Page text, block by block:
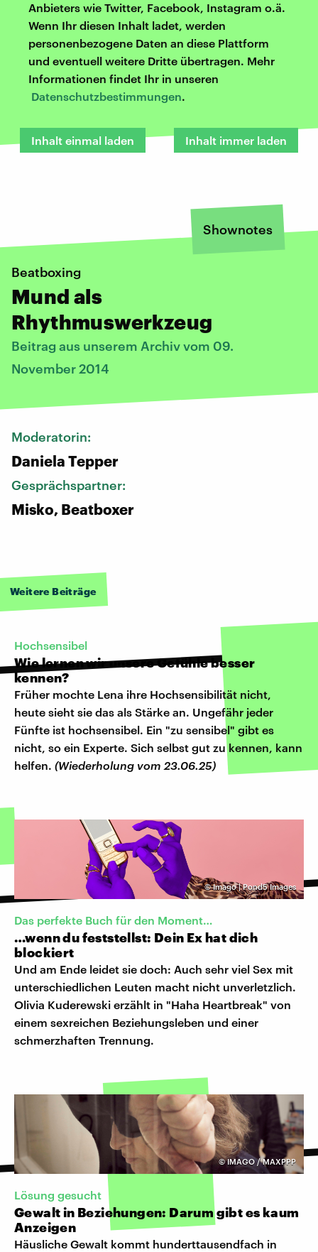
Anbieters wie Twitter, Facebook, Instagram o.ä.
Wenn Ihr diesen Inhalt ladet, werden
personenbezogene Daten an diese Plattform
und eventuell weitere Dritte übertragen. Mehr
Informationen findet Ihr in unseren
Datenschutzbestimmungen.
Inhalt einmal laden Inhalt immer laden
Shownotes
Beatboxing
Mund als
Rhythmuswerkzeug
Beitrag aus unserem Archiv vom 09.
November 2014
Moderatorin:
Daniela Tepper
Gesprächspartner:
Misko, Beatboxer
Weitere Beiträge
Hochsensibel
Wie lernen wir unsere Gefühle besser
kennen?
Früher mochte Lena ihre Hochsensibilität nicht,
heute sieht sie das als Stärke an. Ungefähr jeder
Fünfte ist hochsensibel. Ein "zu sensibel" gibt es
nicht, so ein Experte. Sich selbst gut zu kennen, kann
helfen. (Wiederholung vom 23.06.25)
©Imago | Pond5 Images
Das perfekte Buch für den Moment…
…wenn du feststellst: Dein Ex hat dich
blockiert
Und am Ende leidet sie doch: Auch sehr viel Sex mit
unterschiedlichen Leuten macht nicht unverletzlich.
Olivia Kuderewski erzählt in "Haha Heartbreak" von
einem sexreichen Beziehungsleben und einer
schmerzhaften Trennung.
©IMAGO / MAXPPP
Lösung gesucht
Gewalt in Beziehungen: Darum gibt es kaum
Anzeigen
Häusliche Gewalt kommt hunderttausendfach in